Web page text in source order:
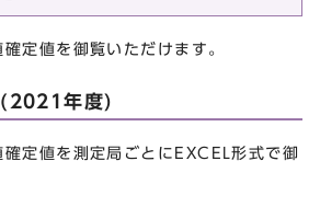
定値を御覧いただけます。
(2021年度)
定値を測定局ごとにEXCEL形式で御